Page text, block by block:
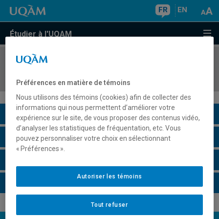
FR EN
Étudier à l'UQAM
COURS//
Description du cours
Horaire - Été 2026
Préférences en matière de témoins
Nous utilisons des témoins (cookies) afin de collecter des
informations qui nous permettent d’améliorer votre
expérience sur le site, de vous proposer des contenus vidéo,
d’analyser les statistiques de fréquentation, etc. Vous
pouvez personnaliser votre choix en sélectionnant
« Préférences ».
Tout refuser
Autoriser les témoins